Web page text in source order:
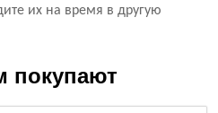
их на время в другую
покупают